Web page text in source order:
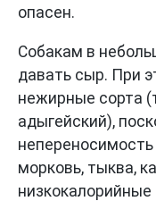
опасен.
Собакам в
давать сыр. При
нежирные сорта
адыгейский),
морковь, тыква,
низкокалорийные